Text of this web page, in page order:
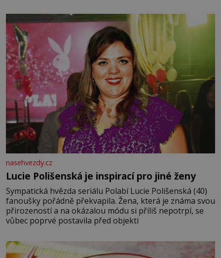
Tragédii o Macbethovi. Napsal ji pro krále Jakuba I., jenž
v roce 1603 vystřídal
nasehvezdy.cz
Lucie Polišenská je inspirací pro jiné ženy
Sympatická hvězda seriálu Polabí Lucie Polišenská (40)
fanoušky pořádně překvapila. Žena, která je známa svou
přirozeností a na okázalou módu si příliš nepotrpí, se
vůbec poprvé postavila před objekti